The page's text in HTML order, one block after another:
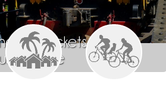
und Tickets für Zug,
& Fähre